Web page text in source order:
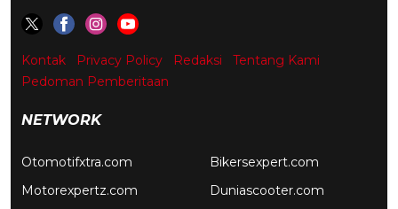
Kontak Privacy Policy Redaksi
Tentang Kami
Pedoman Pemberitaan
NETWORK
Otomotifxtra.com
Motorexpertz.com
Bikersexpert.com
Duniascooter.com